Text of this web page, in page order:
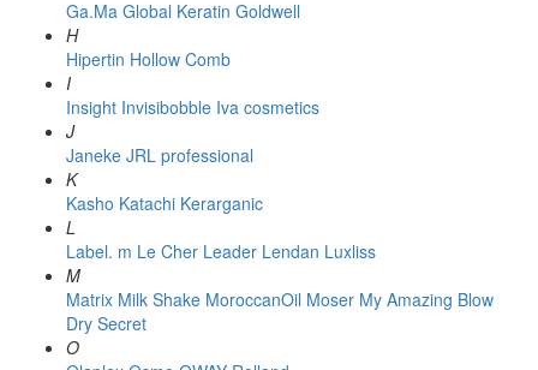
Ga.Ma Global Keratin Goldwell
H
Hipertin Hollow Comb
I
Insight Invisibobble Iva cosmetics
J
Janeke JRL professional
K
Kasho Katachi Kerarganic
L
Label. m Le Cher Leader Lendan Luxliss
M
Matrix Milk Shake MoroccanOil Moser My Amazing Blow
Dry Secret
O